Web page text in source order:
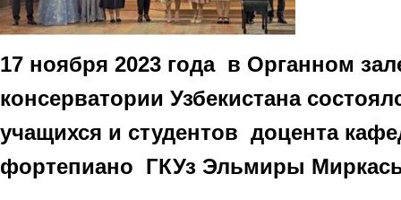
17 ноября 2023 года в Органном
консерватории Узбекистана
учащихся и студентов доцента
фортепиано ГКУз Эльмиры